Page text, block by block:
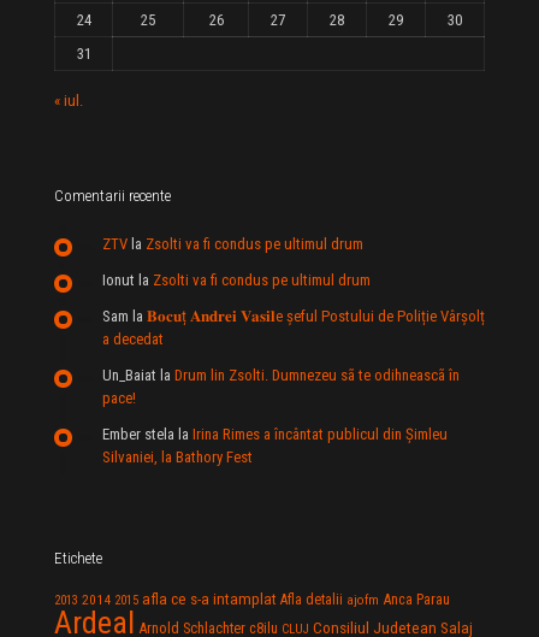
24
25 26 27 28 29
30
31
« iul.
Comentarii recente
ZTV la Zsolti va fi condus pe ultimul drum
Ionut la Zsolti va fi condus pe ultimul drum
Sam la 𝐁𝐨𝐜𝐮ț 𝐀𝐧𝐝𝐫𝐞𝐢 𝐕𝐚𝐬𝐢𝐥e şeful Postului de Poliție Vârșolț
a decedat
Un_Baiat la Drum lin Zsolti. Dumnezeu sã te odihneascã în
pace!
Ember stela la Irina Rimes a încântat publicul din Şimleu
Silvaniei, la Bathory Fest
Etichete
2013 2014 2015 afla ce s-a intamplat Afla detalii ajofm Anca Parau
Ardeal Arnold Schlachter c8ilu CLUJ Consiliul Judetean Salaj